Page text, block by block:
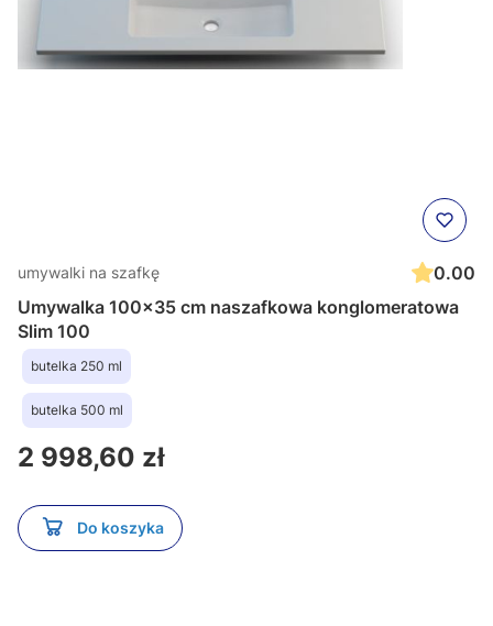
umywalki na szafkę
0.00
Umywalka 100x35 cm naszafkowa konglomeratowa
Slim 100
butelka 250 ml
butelka 500 ml
Cena
2 998,60 zł
Do koszyka